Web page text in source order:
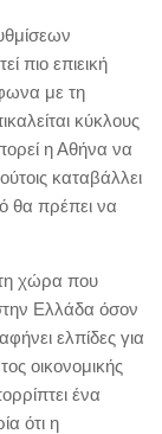
πιο επιεική
με τη
κύκλους
η Αθήνα να
καταβάλλει
θα πρέπει να
χώρα που
Ελλάδα όσον
ελπίδες για
οικονομικής
ένα
ότι η